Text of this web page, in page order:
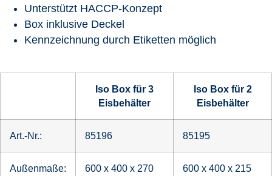
Unterstützt HACCP-Konzept
Box inklusive Deckel
Kennzeichnung durch Etiketten möglich
Iso Box für 3
Eisbehälter
Iso Box für 2
Eisbehälter
Art.-Nr.: 85196 85195
Außenmaße:
600 x 400 x 270
600 x 400 x 215